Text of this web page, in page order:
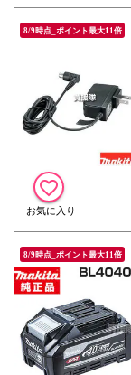
8/9時点_ポイント最大11倍
8/9時点_ポイント最大11倍